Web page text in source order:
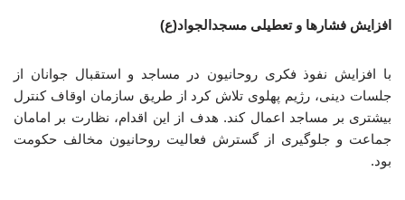
افزایش فشارها و تعطیلی مسجدالجواد(ع)
با افزایش نفوذ فکری روحانیون در مساجد و استقبال جوانان از
جلسات دینی، رژیم پهلوی تلاش کرد از طریق سازمان اوقاف کنترل
بیشتری بر مساجد اعمال کند. هدف از این اقدام، نظارت بر امامان
جماعت و جلوگیری از گسترش فعالیت روحانیون مخالف حکومت
بود.